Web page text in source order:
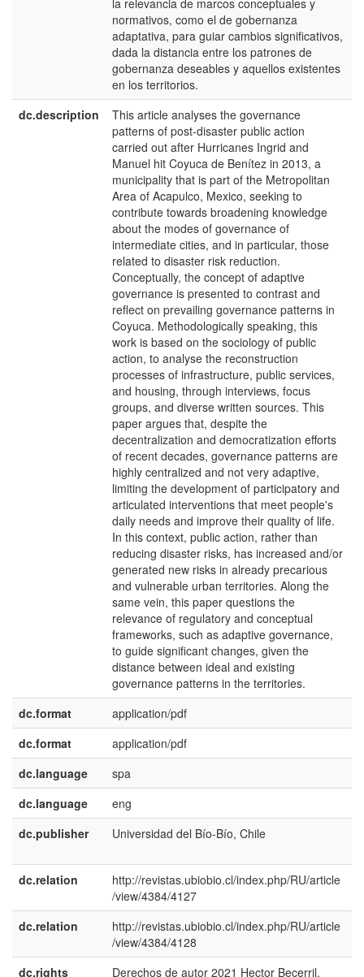
la relevancia de marcos conceptuales y
normativos, como el de gobernanza
adaptativa, para guiar cambios significativos,
dada la distancia entre los patrones de
gobernanza deseables y aquellos existentes
en los territorios.
dc.description
This article analyses the governance
patterns of post-disaster public action
carried out after Hurricanes Ingrid and
Manuel hit Coyuca de Benítez in 2013, a
municipality that is part of the Metropolitan
Area of Acapulco, Mexico, seeking to
contribute towards broadening knowledge
about the modes of governance of
intermediate cities, and in particular, those
related to disaster risk reduction.
Conceptually, the concept of adaptive
governance is presented to contrast and
reflect on prevailing governance patterns in
Coyuca. Methodologically speaking, this
work is based on the sociology of public
action, to analyse the reconstruction
processes of infrastructure, public services,
and housing, through interviews, focus
groups, and diverse written sources. This
paper argues that, despite the
decentralization and democratization efforts
of recent decades, governance patterns are
highly centralized and not very adaptive,
limiting the development of participatory and
articulated interventions that meet people's
daily needs and improve their quality of life.
In this context, public action, rather than
reducing disaster risks, has increased and/or
generated new risks in already precarious
and vulnerable urban territories. Along the
same vein, this paper questions the
relevance of regulatory and conceptual
frameworks, such as adaptive governance,
to guide significant changes, given the
distance between ideal and existing
governance patterns in the territories.
dc.format
application/pdf
dc.format
application/pdf
dc.language
spa
dc.language
eng
dc.publisher
Universidad del Bío-Bío, Chile
dc.relation
http://revistas.ubiobio.cl/index.php/RU/article
/view/4384/4127
dc.relation
http://revistas.ubiobio.cl/index.php/RU/article
/view/4384/4128
dc.rights
Derechos de autor 2021 Hector Becerril,